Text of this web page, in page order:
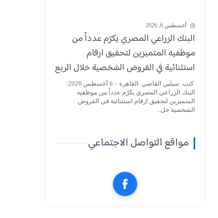
أغسطس 6, 2026
البنك الزراعي المصري يكرّم عدداً من
موظفيه المتميزين لتحقيق ارقام
استثنائية في القروض الشخصية خلال الربع
الأول من 2026
كتب: سيلين القاضي القاهرة – 6 أغسطس 2026:
البنك الزراعي المصري يكرّم عدداً من موظفيه
المتميزين لتحقيق ارقام استثنائية في القروض
الشخصية خل...
مواقع التواصل الاجتماعي